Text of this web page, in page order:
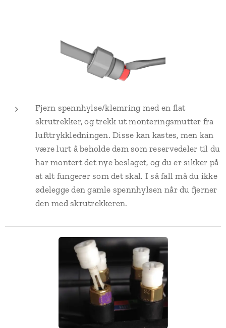
Fjern spennhylse/klemring med en flat
skrutrekker, og trekk ut monteringsmutter fra
lufttrykkledningen. Disse kan kastes, men kan
være lurt å beholde dem som reservedeler til du
har montert det nye beslaget, og du er sikker på
at alt fungerer som det skal. I så fall må du ikke
ødelegge den gamle spennhylsen når du fjerner
den med skrutrekkeren.